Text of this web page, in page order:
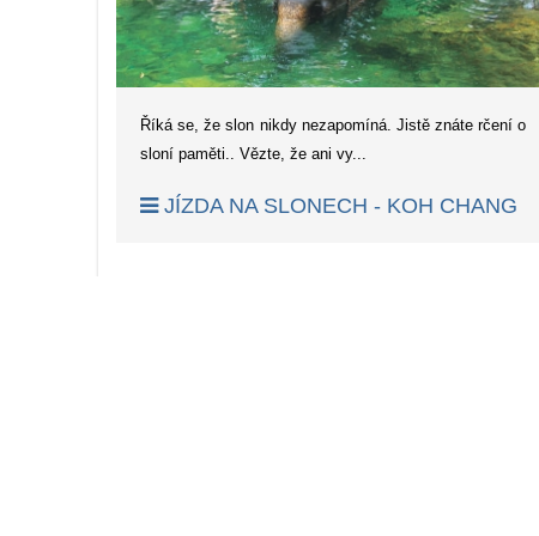
Říká se, že slon nikdy nezapomíná. Jistě znáte rčení o
sloní paměti.. Vězte, že ani vy...
JÍZDA NA SLONECH - KOH CHANG